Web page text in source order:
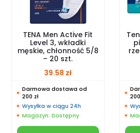
TENA Men Active Fit
Level 3, wkładki
męskie, chłonność 5/8
– 20 szt.
39.58 zł
Darmowa dostawa od
200 zł
Wysyłka w ciągu 24h
Magazyn: Dostępny